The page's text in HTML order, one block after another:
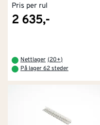
Pris per rul
2 635,-
Nettlager (20+)
På lager 62 steder